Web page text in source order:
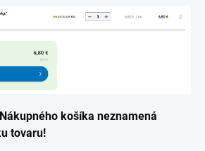
košíka neznamená
tovaru!